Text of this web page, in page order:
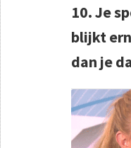
10. Je
blijkt
dan je